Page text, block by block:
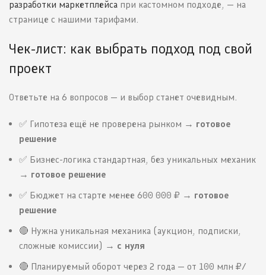
разработки маркетплейса при кастомном подходе, — на
странице с нашими тарифами.
Чек-лист: как выбрать подход под свой
проект
Ответьте на 6 вопросов — и выбор станет очевидным.
✅ Гипотеза ещё не проверена рынком → готовое
решение
✅ Бизнес-логика стандартная, без уникальных механик
→ готовое решение
✅ Бюджет на старте менее 600 000 ₽ → готовое
решение
🔴 Нужна уникальная механика (аукцион, подписки,
сложные комиссии) → с нуля
🔴 Планируемый оборот через 2 года — от 100 млн ₽/